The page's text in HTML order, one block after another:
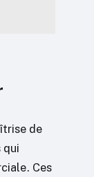
de
qui
Ces